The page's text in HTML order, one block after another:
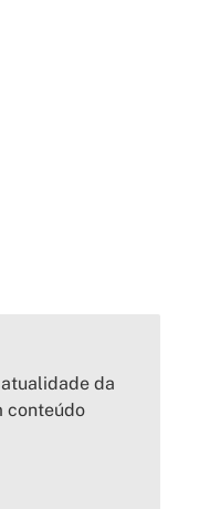
da
conteúdo